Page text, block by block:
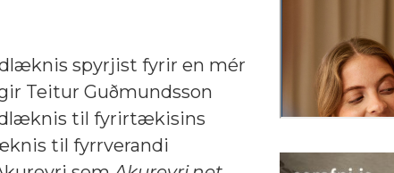
spyrjist fyrir en mér
Teitur Guðmundsson
til fyrirtækisins
til fyrrverandi